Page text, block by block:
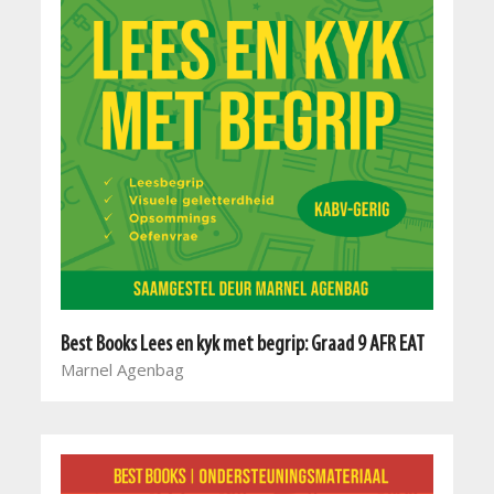
Best Books Lees en kyk met begrip: Graad 9 AFR EAT
Marnel Agenbag